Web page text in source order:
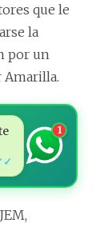
que le
la
por un
1